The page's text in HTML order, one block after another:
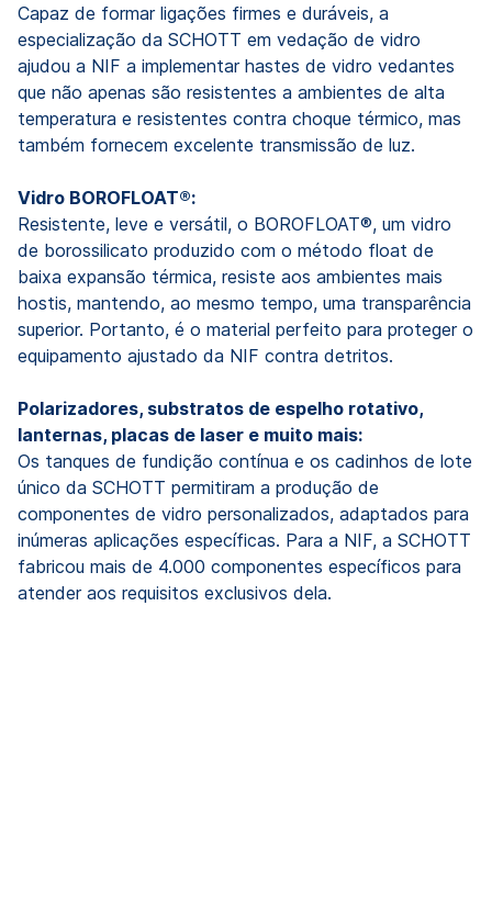
Capaz de formar ligações firmes e duráveis, a
especialização da SCHOTT em vedação de vidro
ajudou a NIF a implementar hastes de vidro vedantes
que não apenas são resistentes a ambientes de alta
temperatura e resistentes contra choque térmico, mas
também fornecem excelente transmissão de luz.
Vidro BOROFLOAT®:
Resistente, leve e versátil, o BOROFLOAT®, um vidro
de borossilicato produzido com o método float de
baixa expansão térmica, resiste aos ambientes mais
hostis, mantendo, ao mesmo tempo, uma transparência
superior. Portanto, é o material perfeito para proteger o
equipamento ajustado da NIF contra detritos.
Polarizadores, substratos de espelho rotativo,
lanternas, placas de laser e muito mais:
Os tanques de fundição contínua e os cadinhos de lote
único da SCHOTT permitiram a produção de
componentes de vidro personalizados, adaptados para
inúmeras aplicações específicas. Para a NIF, a SCHOTT
fabricou mais de 4.000 componentes específicos para
atender aos requisitos exclusivos dela.